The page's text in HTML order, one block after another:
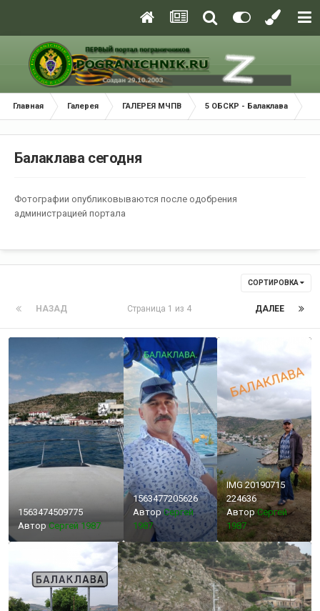
Главная Галерея ГАЛЕРЕЯ МЧПВ 5 ОБСКР - Балаклава
Балаклава сегодня
Фотографии опубликовываются после одобрения
администрацией портала
СОРТИРОВКА
НАЗАД ДАЛЕЕ
Страница 1 из 4
1563474509775
Автор Сергей 1987
1563477205626
Автор Сергей
1987
IMG 20190715
224636
АвторСергей
1987